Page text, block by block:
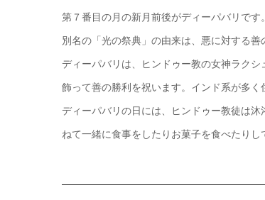
第７番目の月の新月前後がディーパバリです
別名の「光の祭典」の由来は、悪に対する
ディーパバリは、ヒンドゥー教の女神ラク
飾って善の勝利を祝います。インド系が多く
ディーパバリの日には、ヒンドゥー教徒は
ねて一緒に食事をしたりお菓子を食べたりし